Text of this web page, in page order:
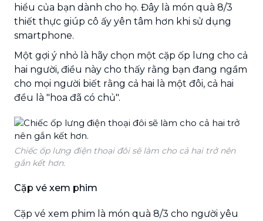
hiểu của bạn dành cho họ. Đây là món quà 8/3
thiết thực giúp cô ấy yên tâm hơn khi sử dụng
smartphone.
Một gợi ý nhỏ là hãy chọn một cặp ốp lưng cho cả
hai người, điều này cho thấy rằng bạn đang ngầm
cho mọi người biết rằng cả hai là một đôi, cả hai
đều là "hoa đã có chủ".
Chiếc ốp lưng điện thoại đôi sẽ làm cho cả hai trở nên
gắn kết hơn.
Cặp vé xem phim
Cặp vé xem phim là món quà 8/3 cho người yêu